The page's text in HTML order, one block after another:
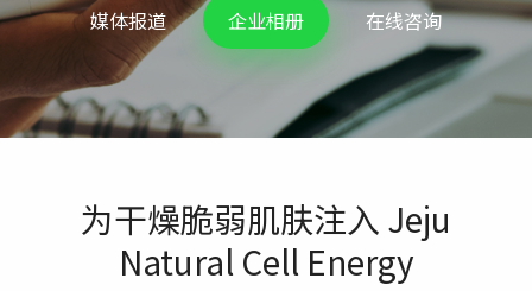
媒体报道 企业相册 在线咨询
为干燥脆弱肌肤注入 Jeju
Natural Cell Energy